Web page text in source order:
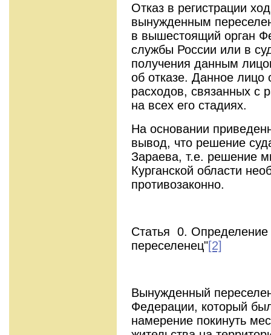
Отказ в регистрации
вынужденным
в вышестоящий орган
службы России или в
получения данным
об отказе. Данное лицо
расходов, связанных с
на всех его стадиях.
На основании
вывод, что решение
Зараева, т.е. решение
Курганской области
противозаконно.
Статья 0.
переселенец"[2]
Вынужденный
Федерации, который
намерение покинуть